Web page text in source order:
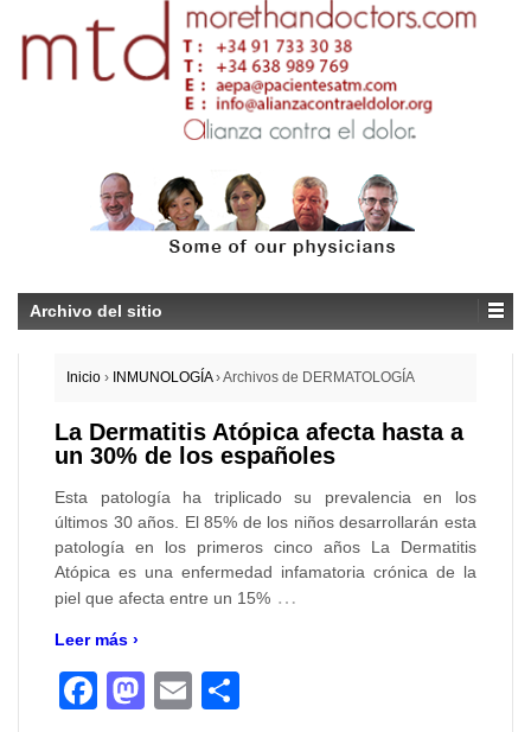
Archivo del sitio
Inicio › INMUNOLOGÍA ›Archivos de DERMATOLOGÍA
La Dermatitis Atópica afecta hasta a
un 30% de los españoles
Esta patología ha triplicado su prevalencia en los
últimos 30 años. El 85% de los niños desarrollarán esta
patología en los primeros cinco años La Dermatitis
Atópica es una enfermedad infamatoria crónica de la
piel que afecta entre un 15% …
Leer más ›
Facebook
Mastodon
Email